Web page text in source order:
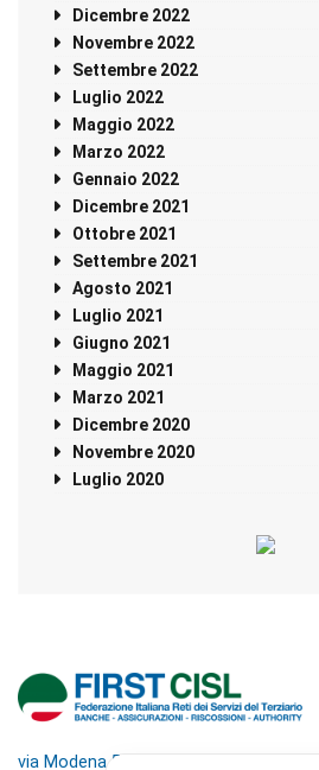
Dicembre 2022
Novembre 2022
Settembre 2022
Luglio 2022
Maggio 2022
Marzo 2022
Gennaio 2022
Dicembre 2021
Ottobre 2021
Settembre 2021
Agosto 2021
Luglio 2021
Giugno 2021
Maggio 2021
Marzo 2021
Dicembre 2020
Novembre 2020
Luglio 2020
via Modena 5, 00195 Roma